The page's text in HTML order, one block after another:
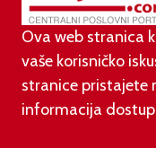
Ova web stranica
vaše korisničko
stranice pristajete
informacija